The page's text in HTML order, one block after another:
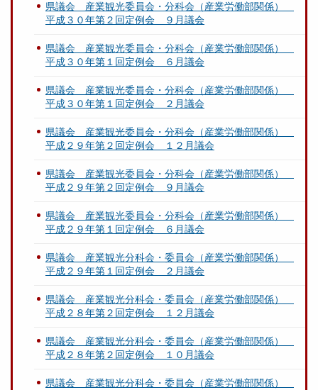
県議会 産業観光委員会・分科会（産業労働部関係）
平成３０年第２回定例会 ９月議会
県議会 産業観光委員会・分科会（産業労働部関係）
平成３０年第１回定例会 ６月議会
県議会 産業観光委員会・分科会（産業労働部関係）
平成３０年第１回定例会 ２月議会
県議会 産業観光委員会・分科会（産業労働部関係）
平成２９年第２回定例会 １２月議会
県議会 産業観光委員会・分科会（産業労働部関係）
平成２９年第２回定例会 ９月議会
県議会 産業観光委員会・分科会（産業労働部関係）
平成２９年第１回定例会 ６月議会
県議会 産業観光分科会・委員会（産業労働部関係）
平成２９年第１回定例会 ２月議会
県議会 産業観光分科会・委員会（産業労働部関係）
平成２８年第２回定例会 １２月議会
県議会 産業観光分科会・委員会（産業労働部関係）
平成２８年第２回定例会 １０月議会
県議会 産業観光分科会・委員会（産業労働部関係）